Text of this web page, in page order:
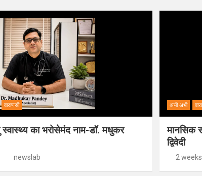
वाराणसी
स्वास्थ्य का भरोसेमंद नाम-डॉ. मधुकर
newslab
अभी अभी
मानसिक
द्विवेदी
2